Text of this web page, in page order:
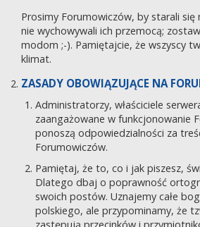
Prosimy Forumowiczów, by starali się
nie wychowywali ich przemocą;
modom ;-). Pamiętajcie, że wszyscy
klimat.
ZASADY OBOWIĄZUJĄCE NA
Administratorzy, właściciele
zaangażowane w funkcjonowanie
ponoszą odpowiedzialności za
Forumowiczów.
Pamiętaj, że to, co i jak piszesz,
Dlatego dbaj o poprawność
swoich postów. Uznajemy całe
polskiego, ale przypominamy, że
zastępują przecinków i